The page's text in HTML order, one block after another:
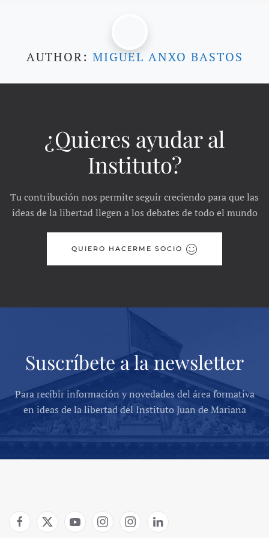
AUTHOR: MIGUEL ANXO BASTOS
¿Quieres ayudar al
Instituto?
Tu contribución nos permite seguir creciendo para que las
ideas de la libertad llegen a los debates de todo el mundo
QUIERO HACERME SOCIO
Suscríbete a la newsletter
Para recibir información y novedades del área formativa
en ideas de la libertad del Instituto Juan de Mariana